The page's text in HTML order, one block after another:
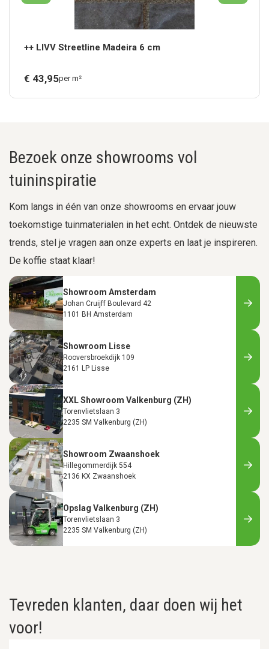
++ LIVV Streetline Madeira 6 cm
€ 43,95per m²
Bezoek onze showrooms vol
tuininspiratie
Kom langs in één van onze showrooms en ervaar jouw
toekomstige tuinmaterialen in het echt. Ontdek de nieuwste
trends, stel je vragen aan onze experts en laat je inspireren.
De koffie staat klaar!
Showroom Amsterdam
Johan Cruijff Boulevard 42
1101 BH Amsterdam
Showroom Lisse
Rooversbroekdijk 109
2161 LP Lisse
XXL Showroom Valkenburg (ZH)
Torenvlietslaan 3
2235 SM Valkenburg (ZH)
Showroom Zwaanshoek
Hillegommerdijk 554
2136 KX Zwaanshoek
Opslag Valkenburg (ZH)
Torenvlietslaan 3
2235 SM Valkenburg (ZH)
Tevreden klanten, daar doen wij het
voor!